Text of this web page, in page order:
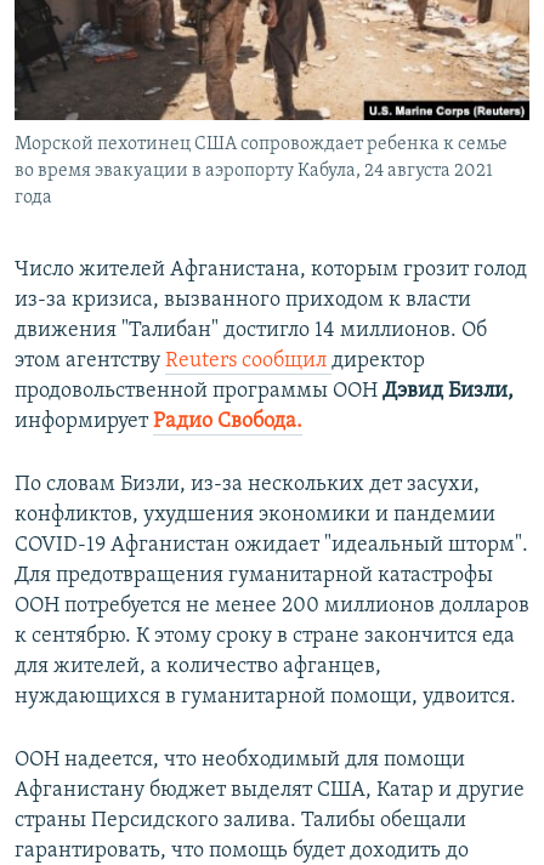
ПОБЕДИТЕЛЕЙ НЕ СУДЯТ?
КРЫМ.НЕПОКОРЕННЫЙ
ELIFBE
УКРАИНСКАЯ ПРОБЛЕМА КРЫМА
ПРИСОЕДИНЯЙТЕСЬ!
Все сайты RFE/RL
Морской пехотинец США сопровождает ребенка к семье
во время эвакуации в аэропорту Кабула, 24 августа 2021
года
Число жителей Афганистана, которым грозит голод
из-за кризиса, вызванного приходом к власти
движения "Талибан" достигло 14 миллионов. Об
этом агентству Reuters сообщил директор
продовольственной программы ООН Дэвид Бизли,
информирует Радио Свобода.
По словам Бизли, из-за нескольких дет засухи,
конфликтов, ухудшения экономики и пандемии
COVID-19 Афганистан ожидает "идеальный шторм".
Для предотвращения гуманитарной катастрофы
ООН потребуется не менее 200 миллионов долларов
к сентябрю. К этому сроку в стране закончится еда
для жителей, а количество афганцев,
нуждающихся в гуманитарной помощи, удвоится.
ООН надеется, что необходимый для помощи
Афганистану бюджет выделят США, Катар и другие
страны Персидского залива. Талибы обещали
гарантировать, что помощь будет доходить до